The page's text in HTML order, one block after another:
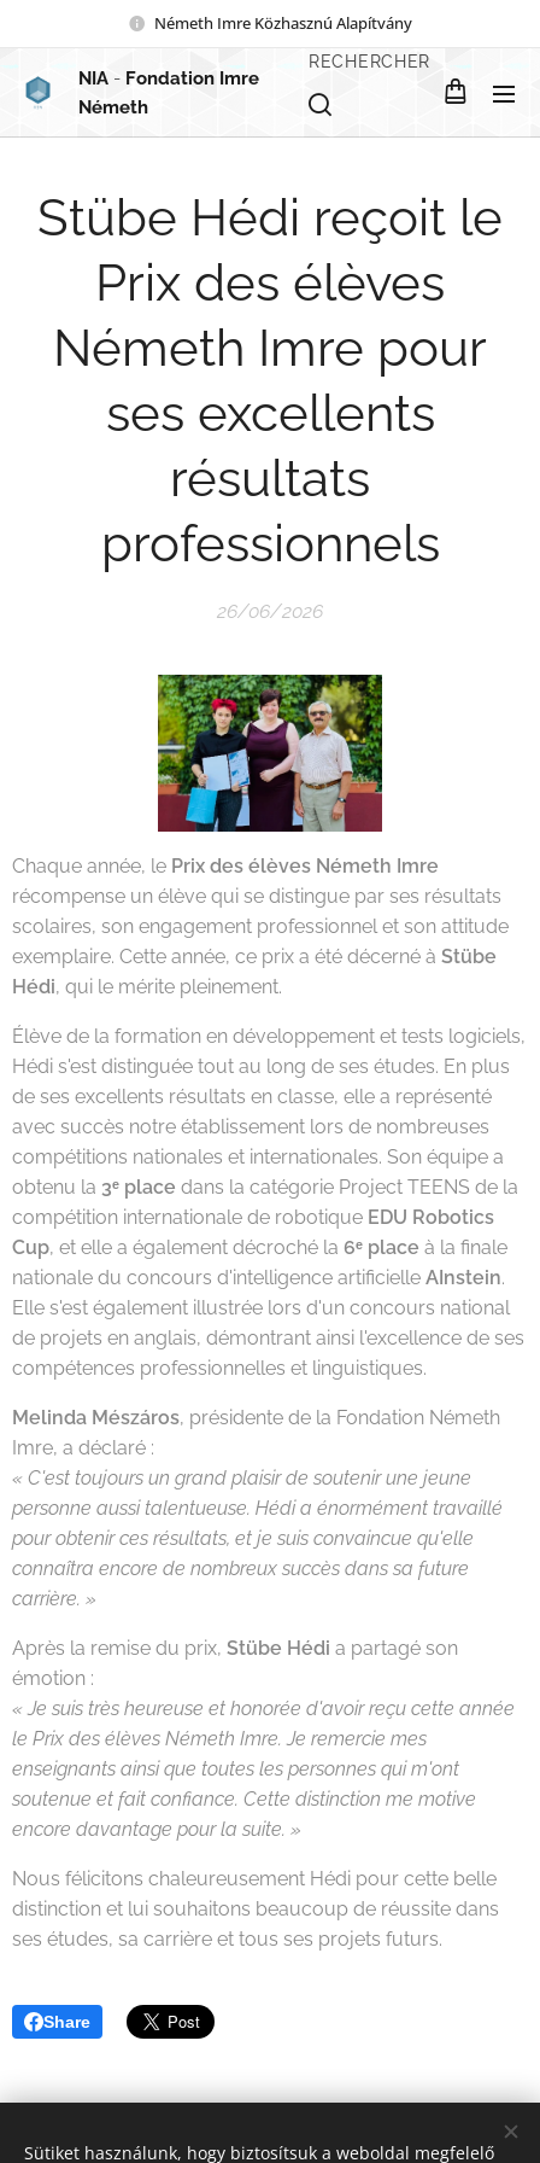
Németh Imre Közhasznú Alapítvány
NIA - Fondation Imre
Németh
RECHERCHER
Stübe Hédi reçoit le
Prix des élèves
Németh Imre pour
ses excellents
résultats
professionnels
26/06/2026
Chaque année, le Prix des élèves Németh Imre
récompense un élève qui se distingue par ses résultats
scolaires, son engagement professionnel et son attitude
exemplaire. Cette année, ce prix a été décerné à Stübe
Hédi, qui le mérite pleinement.
Élève de la formation en développement et tests logiciels,
Hédi s'est distinguée tout au long de ses études. En plus
de ses excellents résultats en classe, elle a représenté
avec succès notre établissement lors de nombreuses
compétitions nationales et internationales. Son équipe a
obtenu la 3ᵉ place dans la catégorie Project TEENS de la
compétition internationale de robotique EDU Robotics
Cup, et elle a également décroché la 6ᵉ place à la finale
nationale du concours d'intelligence artificielle AInstein.
Elle s'est également illustrée lors d'un concours national
de projets en anglais, démontrant ainsi l'excellence de ses
compétences professionnelles et linguistiques.
Melinda Mészáros, présidente de la Fondation Németh
Imre, a déclaré :
« C'est toujours un grand plaisir de soutenir une jeune
personne aussi talentueuse. Hédi a énormément travaillé
pour obtenir ces résultats, et je suis convaincue qu'elle
connaîtra encore de nombreux succès dans sa future
carrière. »
Après la remise du prix, Stübe Hédi a partagé son
émotion :
« Je suis très heureuse et honorée d'avoir reçu cette année
le Prix des élèves Németh Imre. Je remercie mes
enseignants ainsi que toutes les personnes qui m'ont
soutenue et fait confiance. Cette distinction me motive
encore davantage pour la suite. »
Nous félicitons chaleureusement Hédi pour cette belle
distinction et lui souhaitons beaucoup de réussite dans
ses études, sa carrière et tous ses projets futurs.
Share
Facebook
Sütiket használunk, hogy biztosítsuk a weboldal megfelelő